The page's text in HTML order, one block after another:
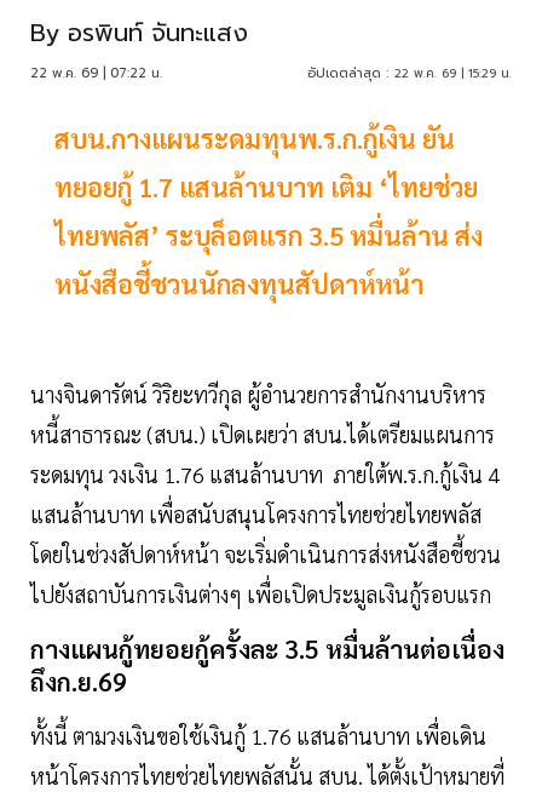
By อรพินท์ จันทะแสง
22 พ.ค. 69 | 07:22 น. อัปเดตล่าสุด : 22 พ.ค. 69 | 15:29 น.
สบน.กางแผนระดมทุนพ.ร.ก.กู้เงิน ยัน
ทยอยกู้ 1.7 แสนล้านบาท เติม ‘ไทยช่วย
ไทยพลัส’ ระบุล็อตแรก 3.5 หมื่นล้าน ส่ง
หนังสือชี้ชวนนักลงทุนสัปดาห์หน้า
นางจินดารัตน์ วิริยะทวีกุล ผู้อำนวยการสำนักงานบริหาร
หนี้สาธารณะ (สบน.) เปิดเผยว่า สบน.ได้เตรียมแผนการ
ระดมทุน วงเงิน 1.76 แสนล้านบาท ภายใต้พ.ร.ก.กู้เงิน 4
แสนล้านบาท เพื่อสนับสนุนโครงการไทยช่วยไทยพลัส
โดยในช่วงสัปดาห์หน้า จะเริ่มดำเนินการส่งหนังสือชี้ชวน
ไปยังสถาบันการเงินต่างๆ เพื่อเปิดประมูลเงินกู้รอบแรก
กางแผนกู้ทยอยกู้ครั้งละ 3.5 หมื่นล้านต่อเนื่อง
ถึงก.ย.69
ทั้งนี้ ตามวงเงินขอใช้เงินกู้ 1.76 แสนล้านบาท เพื่อเดิน
หน้าโครงการไทยช่วยไทยพลัสนั้น สบน. ได้ตั้งเป้าหมายที่